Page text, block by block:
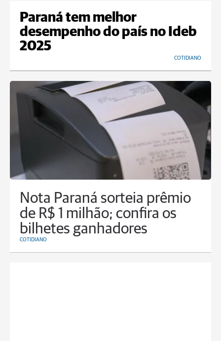
Paraná tem melhor
desempenho do país no Ideb
2025
COTIDIANO
Nota Paraná sorteia prêmio
de R$ 1 milhão; confira os
bilhetes ganhadores
COTIDIANO